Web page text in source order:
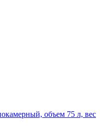
объем 75 л, вес